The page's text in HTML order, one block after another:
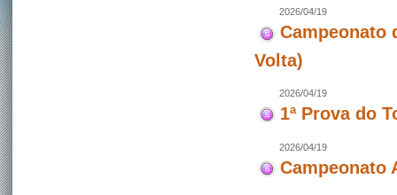
2026/04/19
Campeonato
Volta)
2026/04/19
1ª Prova do
2026/04/19
Campeonato